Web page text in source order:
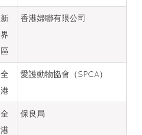
新
界
區
香港婦聯有限公司
全
港
愛護動物協會（SPCA）
全
港
保良局